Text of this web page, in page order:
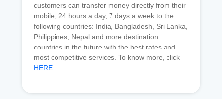
customers can transfer money directly from their
mobile, 24 hours a day, 7 days a week to the
following countries: India, Bangladesh, Sri Lanka,
Philippines, Nepal and more destination
countries in the future with the best rates and
most competitive services. To know more, click
HERE.